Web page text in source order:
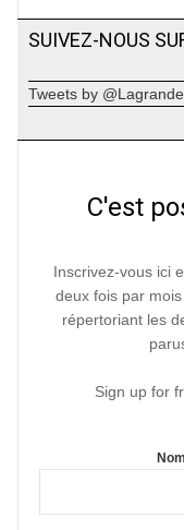
SUIVEZ-NOUS
Tweets by
C'est
Inscrivez-vous ici
deux fois par
répertoriant les
Sign up for
Nom